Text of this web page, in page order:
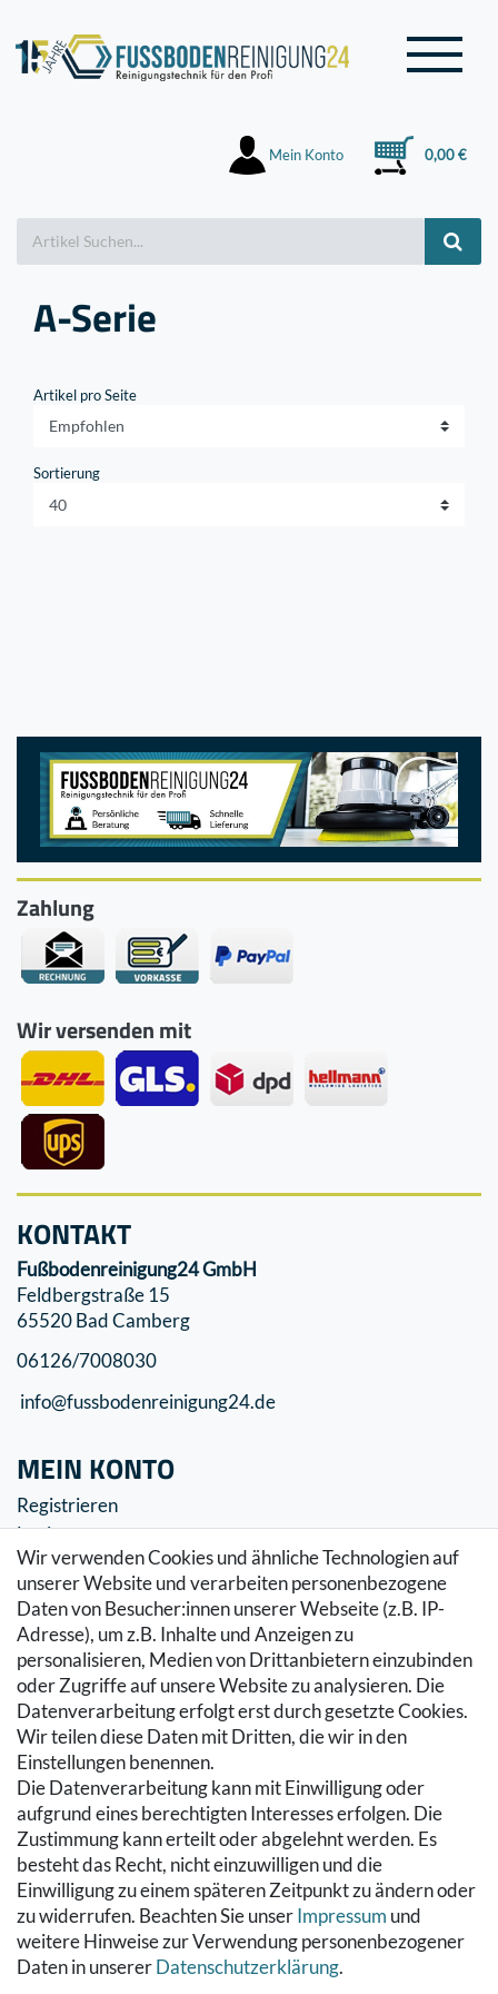
Mein Konto 0,00 €
A-Serie
Artikel pro Seite
Sortierung
Zahlung
Wir versenden mit
Wir verwenden Cookies und ähnliche Technologien auf
unserer Website und verarbeiten personenbezogene
Daten von Besucher:innen unserer Webseite (z.B. IP-
Adresse), um z.B. Inhalte und Anzeigen zu
personalisieren, Medien von Drittanbietern einzubinden
oder Zugriffe auf unsere Website zu analysieren. Die
Datenverarbeitung erfolgt erst durch gesetzte Cookies.
Wir teilen diese Daten mit Dritten, die wir in den
Einstellungen benennen.
Die Datenverarbeitung kann mit Einwilligung oder
aufgrund eines berechtigten Interesses erfolgen. Die
Zustimmung kann erteilt oder abgelehnt werden. Es
besteht das Recht, nicht einzuwilligen und die
Einwilligung zu einem späteren Zeitpunkt zu ändern oder
zu widerrufen. Beachten Sie unserImpressum und
weitere Hinweise zur Verwendung personenbezogener
Daten in unsererDaten­schutz­erklärung.
KONTAKT
Fußbodenreinigung24 GmbH
Feldbergstraße 15
65520 Bad Camberg
06126/7008030
info@fussbodenreinigung24.de
MEIN KONTO
Registrieren
Login
SERVICE
Zahlung & Versand
Warenkorb
Zur Kasse
Hilfe
RECHTLICHES
Kontakt
Datenschutzerklärung
AGB
Impressum
Hinweise zur Batterieentsorgung
Widerrufs­recht